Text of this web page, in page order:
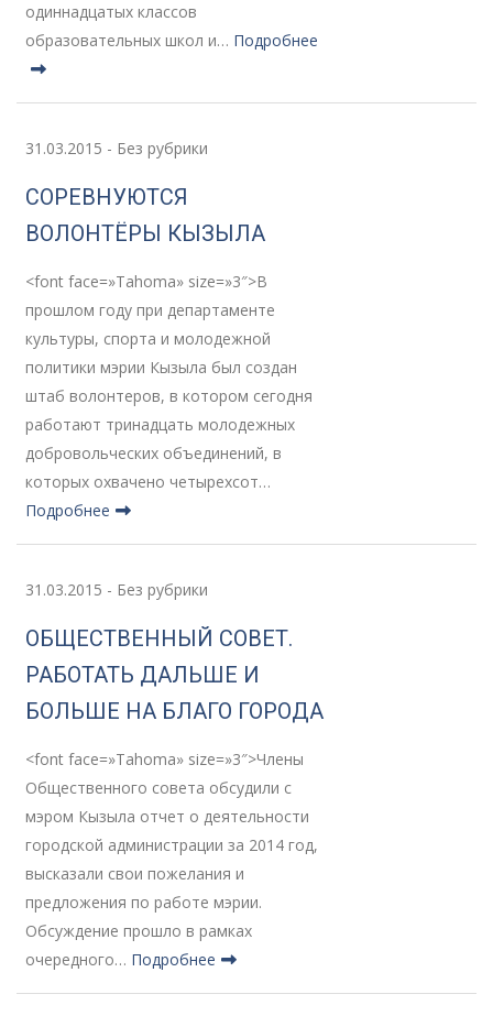
одиннадцатых классов
образовательных школ и… Подробнее
31.03.2015 - Без рубрики
СОРЕВНУЮТСЯ
ВОЛОНТЁРЫ КЫЗЫЛА
<font face=»Tahoma» size=»3″>В
прошлом году при департаменте
культуры, спорта и молодежной
политики мэрии Кызыла был создан
штаб волонтеров, в котором сегодня
работают тринадцать молодежных
добровольческих объединений, в
которых охвачено четырехсот…
Подробнее
31.03.2015 - Без рубрики
ОБЩЕСТВЕННЫЙ СОВЕТ.
РАБОТАТЬ ДАЛЬШЕ И
БОЛЬШЕ НА БЛАГО ГОРОДА
<font face=»Tahoma» size=»3″>Члены
Общественного совета обсудили с
мэром Кызыла отчет о деятельности
городской администрации за 2014 год,
высказали свои пожелания и
предложения по работе мэрии.
Обсуждение прошло в рамках
очередного… Подробнее